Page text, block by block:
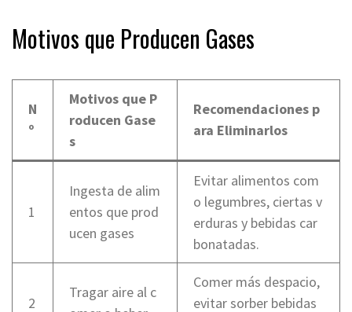
Motivos que Producen Gases
N
º
Motivos que P
roducen Gase
s
Recomendaciones p
ara Eliminarlos
1
Ingesta de alim
entos que prod
ucen gases
Evitar alimentos com
o legumbres, ciertas v
erduras y bebidas car
bonatadas.
2
Tragar aire al c
Comer más despacio,
evitar sorber bebidas